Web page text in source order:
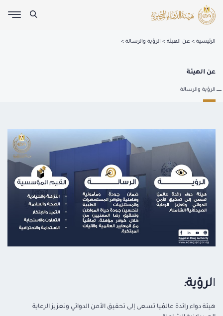
الرئيسية عن الهيئة الرؤية والرسالة
عن الهيئة
الرؤية والرسالة
الرؤية:
هيئة دواء رائدة عالمًيا تسعى إلى تحقيق الأمن الدوائي وتعزيز الرعاية